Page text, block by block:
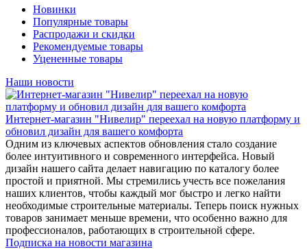
Новинки
Популярные товары
Распродажи и скидки
Рекомендуемые товары
Уцененные товары
Наши новости
Интернет-магазин "Нивелир" переехал на новую платформу и
обновил дизайн для вашего комфорта
Одним из ключевых аспектов обновления стало создание
более интуитивного и современного интерфейса. Новый
дизайн нашего сайта делает навигацию по каталогу более
простой и приятной. Мы стремились учесть все пожелания
наших клиентов, чтобы каждый мог быстро и легко найти
необходимые строительные материалы. Теперь поиск нужных
товаров занимает меньше времени, что особенно важно для
профессионалов, работающих в строительной сфере.
Подписка на новости магазина